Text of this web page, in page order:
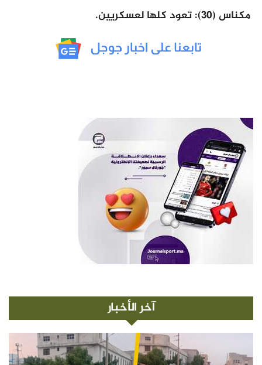
مكناس (30): تعود كلها لعسكريين.
آخر الأخبار